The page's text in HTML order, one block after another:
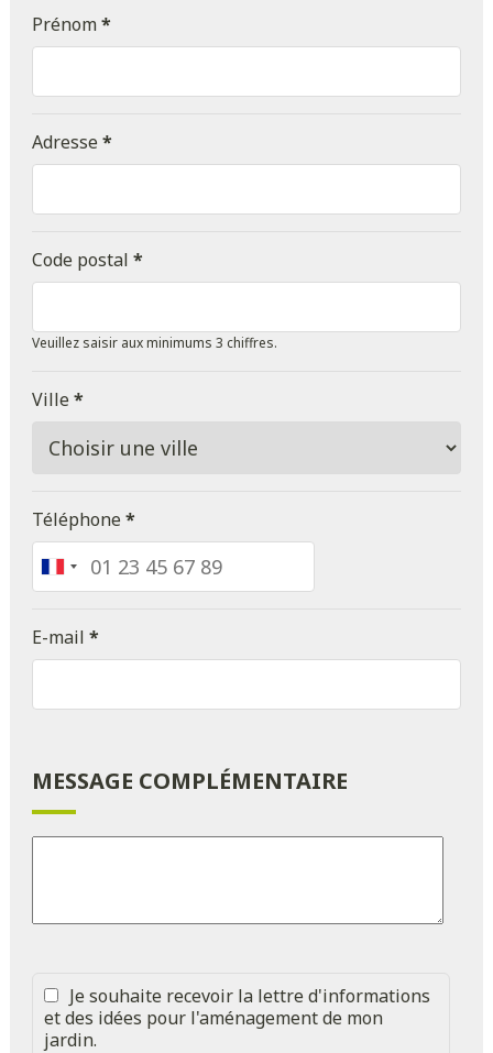
Prénom*
Adresse*
Code postal *
Veuillez saisir aux minimums 3 chiffres.
Ville*
Téléphone*
France
+33
E-mail *
MESSAGE COMPLÉMENTAIRE
Je souhaite recevoir la lettre d'informations
et des idées pour l'aménagement de mon
jardin.